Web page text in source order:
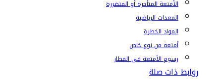
الأمتعة المتأخرة أو المتضررة
المعدات الرياضية
المواد الخطرة
أمتعة من نوع خاص
رسوم الأمتعة في المطار
روابط ذات صلة